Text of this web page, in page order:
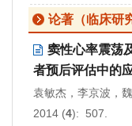
论著（临床研
窦性心率震荡
者预后评估中的
袁敏杰，李京波，
2014 (4): 507.